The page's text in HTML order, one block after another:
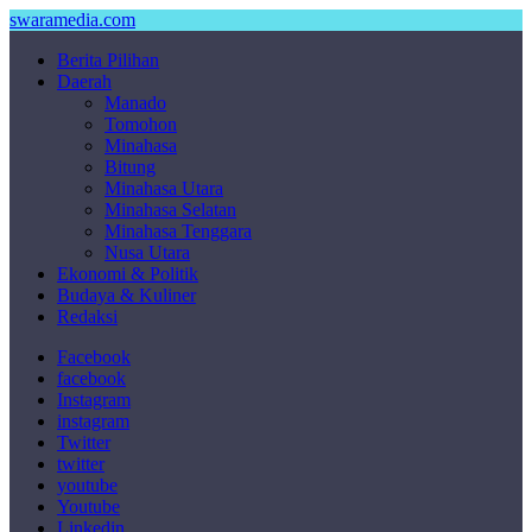
swaramedia.com
Berita Pilihan
Daerah
Manado
Tomohon
Minahasa
Bitung
Minahasa Utara
Minahasa Selatan
Minahasa Tenggara
Nusa Utara
Ekonomi & Politik
Budaya & Kuliner
Redaksi
Facebook
facebook
Instagram
instagram
Twitter
twitter
youtube
Youtube
Linkedin